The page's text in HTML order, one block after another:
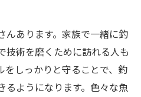
んあります。家族で一緒に釣
技術を磨くために訪れる人も
をしっかりと守ることで、釣
るようになります。色々な魚